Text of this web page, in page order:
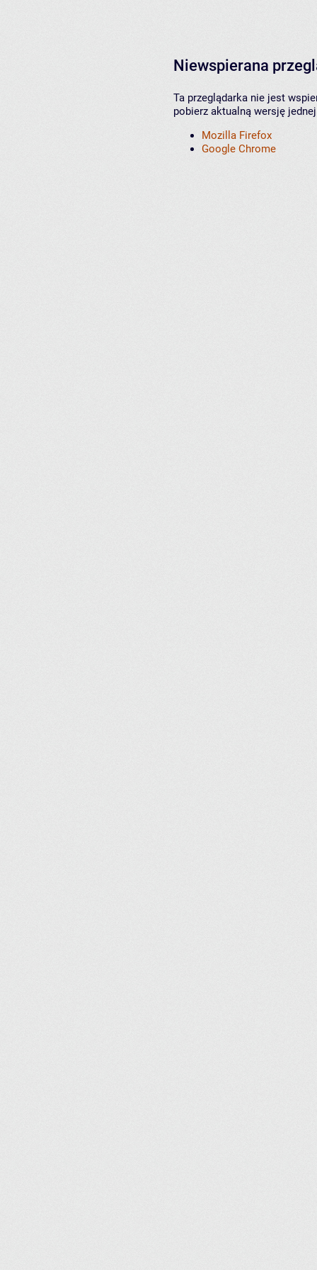
Niewspierana
Ta przeglądarka nie jest
pobierz aktualną wersję
Mozilla Firefox
Google Chrome